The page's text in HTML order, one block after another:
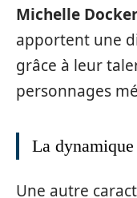
Michelle
apportent une
grâce à leur
personnages
La dynamique
Une autre